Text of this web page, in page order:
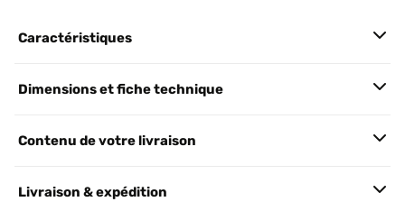
Caractéristiques
Dimensions et fiche technique
Contenu de votre livraison
Livraison & expédition